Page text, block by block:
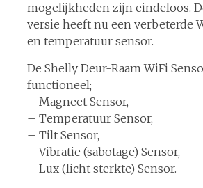
mogelijkheden zijn eindeloos.
versie heeft nu een verbeterde
en temperatuur sensor.
De Shelly Deur-Raam WiFi
functioneel;
– Magneet Sensor,
– Temperatuur Sensor,
– Tilt Sensor,
– Vibratie (sabotage) Sensor,
– Lux (licht sterkte) Sensor.